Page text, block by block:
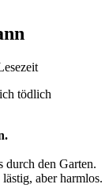
durch den Garten.
aber harmlos.